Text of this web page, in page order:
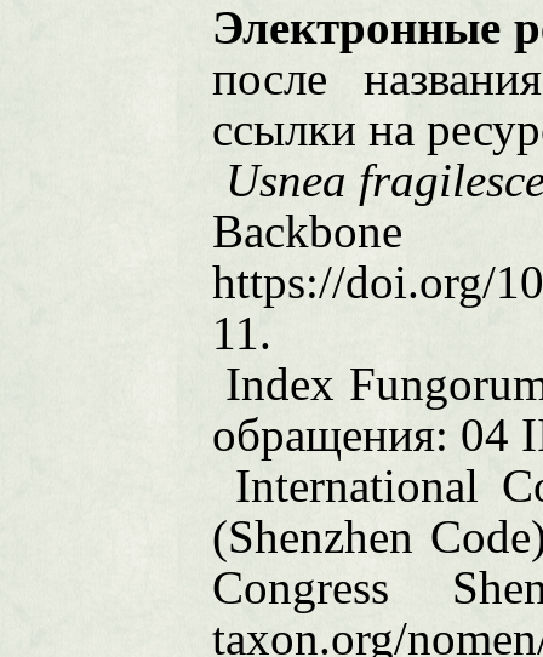
Электронные
после
ссылки на
Usnea
https://doi.org/
11.
Index
обращения: 04
International
(Shenzhen
Congress
taxon.org/